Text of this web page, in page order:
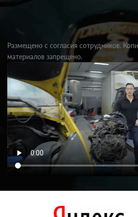
Размещено с согласия сотрудников.
материалов запрещено.